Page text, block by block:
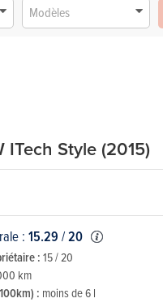
Modèles
ITech Style (2015)
: 15.29 /20
:15 / 20
km
: moins de 6 l